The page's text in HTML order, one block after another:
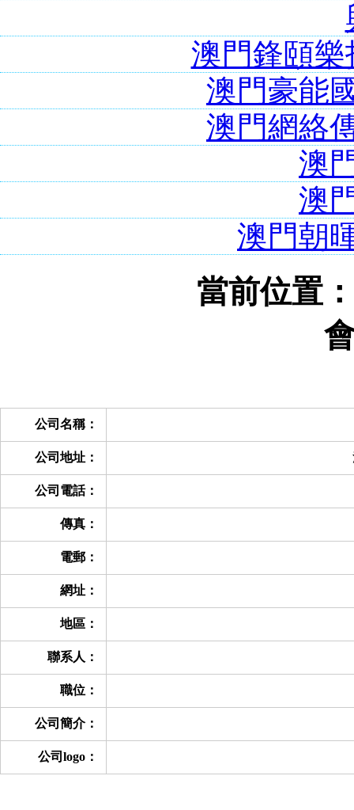
澳門鋒頤
澳門豪能
澳門網絡
澳
澳
澳門朝
當前位置：
公司名稱：
公司地址：
公司電話：
傳真：
電郵：
網址：
地區：
聯系人：
職位：
公司簡介：
公司logo：